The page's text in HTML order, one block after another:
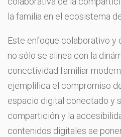
la familia en el ecosistema
Este enfoque colaborativo y
no sólo se alinea con la
conectividad familiar
ejemplifica el compromiso
espacio digital conectado y
compartición y la
contenidos digitales se